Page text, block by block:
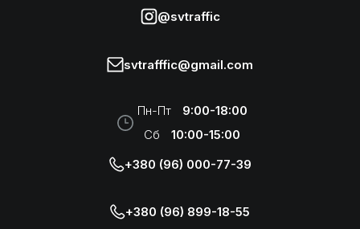
@svtraffic
svtrafffic@gmail.com
Пн-Пт
9:00-18:00
Сб
10:00-15:00
+380 (96) 000-77-39
+380 (96) 899-18-55